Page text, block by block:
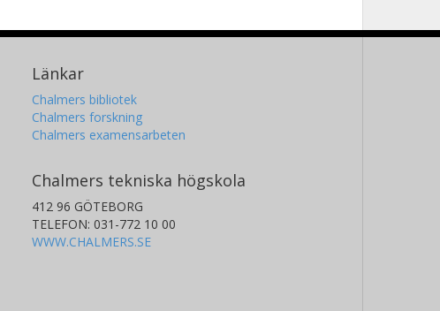
Länkar
Chalmers bibliotek
Chalmers forskning
Chalmers examensarbeten
Chalmers tekniska högskola
412 96 GÖTEBORG
TELEFON: 031-772 10 00
WWW.CHALMERS.SE